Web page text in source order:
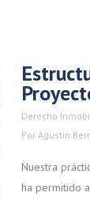
Derecho
Por Agustin
Nuestra
ha permitido